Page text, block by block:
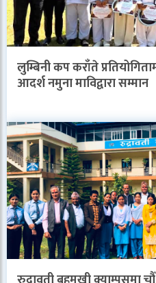
लुम्बिनी कप कराँते
आदर्श नमुना माविद्वारा सम्मान